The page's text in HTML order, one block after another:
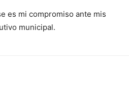
es mi compromiso ante mis
municipal.